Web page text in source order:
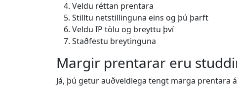
Veldu réttan prentara
Stilltu netstillinguna eins og þú þarft
Veldu IP tölu og breyttu því
Staðfestu breytinguna
Margir prentarar eru
Já, þú getur auðveldlega tengt marga